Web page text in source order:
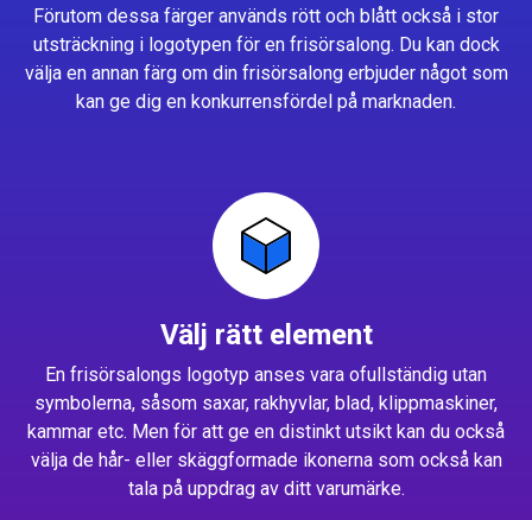
Förutom dessa färger används rött och blått också i stor
utsträckning i logotypen för en frisörsalong. Du kan dock
välja en annan färg om din frisörsalong erbjuder något som
kan ge dig en konkurrensfördel på marknaden.
Välj rätt element
En frisörsalongs logotyp anses vara ofullständig utan
symbolerna, såsom saxar, rakhyvlar, blad, klippmaskiner,
kammar etc. Men för att ge en distinkt utsikt kan du också
välja de hår- eller skäggformade ikonerna som också kan
tala på uppdrag av ditt varumärke.